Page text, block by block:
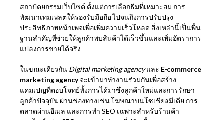
สถาปัตยกรรมเว็บไซต์ ตั้งแต่การเลือกธีมที่เหมาะสม การ
พัฒนาเทมเพลตให้รองรับมือถือ ไปจนถึงการปรับปรุง
ประสิทธิภาพหน้าเพจเพื่อเพิ่มความเร็วโหลด สิ่งเหล่านี้เป็นพื้น
ฐานสำคัญที่ช่วยให้ลูกค้าพบสินค้าได้เร็วขึ้นและเพิ่มอัตราการ
แปลงการขายได้จริง
ในขณะเดียวกัน Digital marketing agencyและ E‑commerce
marketing agencyจะเข้ามาทำงานร่วมกันเพื่อสร้าง
แคมเปญที่ตอบโจทย์ทั้งการได้มาซึ่งลูกค้าใหม่และการรักษา
ลูกค้าปัจจุบัน ผ่านช่องทางเช่น โฆษณาบนโซเชียลมีเดีย การ
ตลาดผ่านอีเมล และการทำ SEO เฉพาะสำหรับร้านค้า